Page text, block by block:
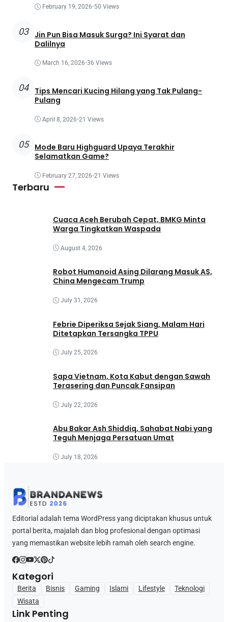
February 19, 2026•50 Views
03
Jin Pun Bisa Masuk Surga? Ini Syarat dan
Dalilnya
March 16, 2026•36 Views
04
Tips Mencari Kucing Hilang yang Tak Pulang-
Pulang
April 8, 2026•21 Views
05
Mode Baru Highguard Upaya Terakhir
Selamatkan Game?
February 27, 2026•21 Views
Terbaru
Cuaca Aceh Berubah Cepat, BMKG Minta
Warga Tingkatkan Waspada
August 4, 2026
Robot Humanoid Asing Dilarang Masuk AS,
China Mengecam Trump
July 31, 2026
Febrie Diperiksa Sejak Siang, Malam Hari
Ditetapkan Tersangka TPPU
July 25, 2026
Sapa Vietnam, Kota Kabut dengan Sawah
Terasering dan Puncak Fansipan
July 22, 2026
Abu Bakar Ash Shiddiq, Sahabat Nabi yang
Teguh Menjaga Persatuan Umat
July 18, 2026
Editorial adalah tema WordPress yang diciptakan khusus untuk
portal berita, majalah dan blog profesional dengan optimasi
yang memastikan website lebih ramah oleh search engine.
Kategori
Berita Bisnis Gaming Islami Lifestyle
Teknologi
Wisata
Link Penting